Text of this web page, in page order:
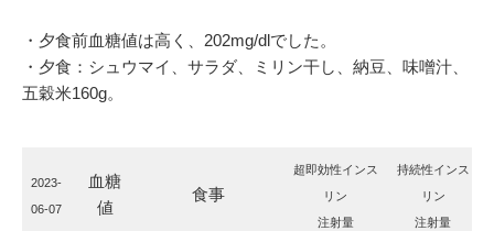
・夕食前血糖値は高く、202mg/dlでした。
・夕食：シュウマイ、サラダ、ミリン干し、納豆、味噌汁、
五穀米160g。
2023-
06-07
血糖
値
食事
超即効性インス
リン
注射量
持続性インス
リン
注射量